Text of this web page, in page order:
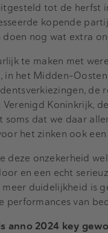
tot de herfst
kopende
nog wat extra
te maken met
in het Midden-
de
Koninkrijk,
soms dat we daar
het zinken ook
deze onzekerheid
en een echt
duidelijkheid is
performances van
anno 2024 key